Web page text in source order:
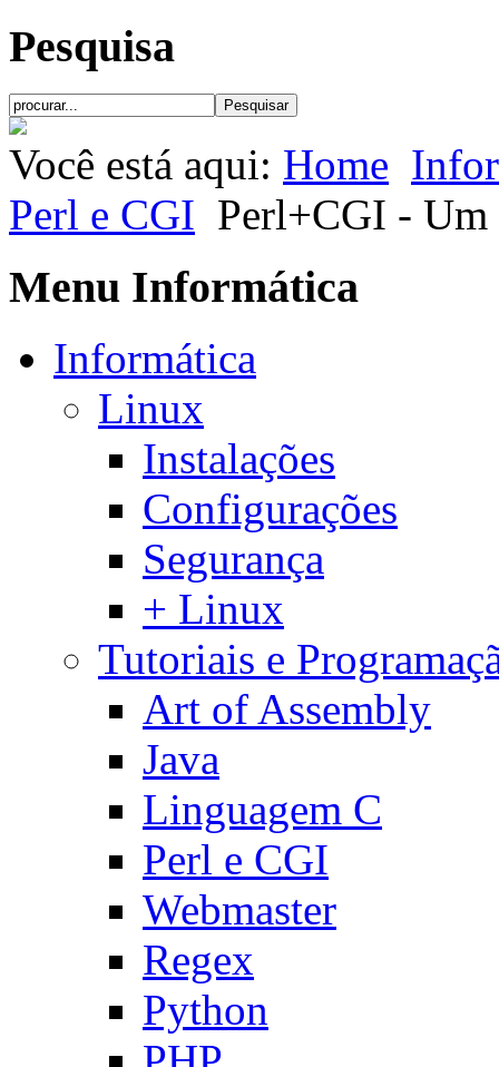
Pesquisa
Você está aqui: Home
Perl e CGI Perl+CGI - Um
Menu Informática
Informática
Linux
Instalações
Configurações
Segurança
+ Linux
Tutoriais e
Art of Assembly
Java
Linguagem C
Perl e CGI
Webmaster
Regex
Python